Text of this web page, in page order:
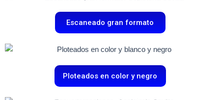
Escaneado gran formato
Ploteados en color y negro